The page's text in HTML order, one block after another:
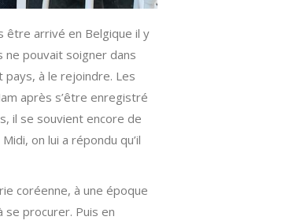
être arrivé en Belgique il y
ne pouvait soigner dans
pays, à le rejoindre. Les
après s’être enregistré
il se souvient encore de
on lui a répondu qu’il
coréenne, à une époque
se procurer. Puis en